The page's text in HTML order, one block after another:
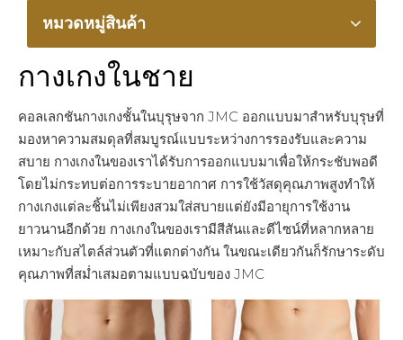
หมวดหมู่สินค้า
กางเกงในชาย
คอลเลกชันกางเกงชั้นในบุรุษจาก JMC ออกแบบมาสำหรับบุรุษที่
มองหาความสมดุลที่สมบูรณ์แบบระหว่างการรองรับและความ
สบาย กางเกงในของเราได้รับการออกแบบมาเพื่อให้กระชับพอดี
โดยไม่กระทบต่อการระบายอากาศ การใช้วัสดุคุณภาพสูงทำให้
กางเกงแต่ละชิ้นไม่เพียงสวมใส่สบายแต่ยังมีอายุการใช้งาน
ยาวนานอีกด้วย กางเกงในของเรามีสีสันและดีไซน์ที่หลากหลาย
เหมาะกับสไตล์ส่วนตัวที่แตกต่างกัน ในขณะเดียวกันก็รักษาระดับ
คุณภาพที่สม่ำเสมอตามแบบฉบับของ JMC